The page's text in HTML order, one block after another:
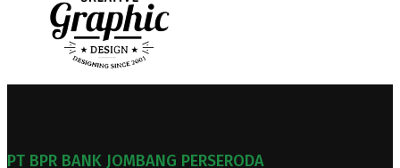
PT BPR BANK JOMBANG PERSERODA